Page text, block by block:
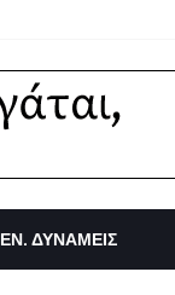
ΕΝ. ΔΥΝΑΜΕΙΣ